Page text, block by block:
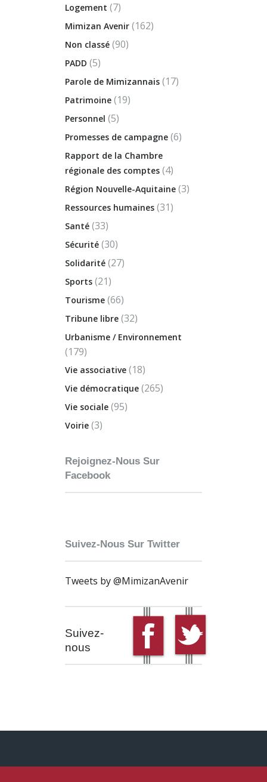
Logement (7)
Mimizan Avenir (162)
Non classé (90)
PADD (5)
Parole de Mimizannais (17)
Patrimoine (19)
Personnel (5)
Promesses de campagne (6)
Rapport de la Chambre
régionale des comptes (4)
Région Nouvelle-Aquitaine (3)
Ressources humaines (31)
Santé (33)
Sécurité (30)
Solidarité (27)
Sports (21)
Tourisme (66)
Tribune libre (32)
Urbanisme / Environnement
(179)
Vie associative (18)
Vie démocratique (265)
Vie sociale (95)
Voirie (3)
Rejoignez-Nous Sur
Facebook
Suivez-Nous Sur Twitter
Tweets by @MimizanAvenir
Suivez-
nous